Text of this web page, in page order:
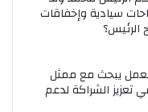
سيادية وإخفاقات
يبحث مع ممثل
تعزيز الشراكة لدعم